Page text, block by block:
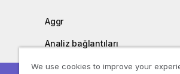
Aggr
Analiz bağlantıları
Renk fonksiyonları
We use cookies to improve your